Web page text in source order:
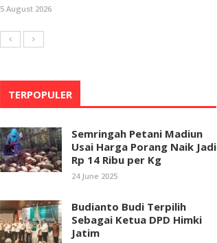
5 August 2026
TERPOPULER
Semringah Petani Madiun
Usai Harga Porang Naik Jadi
Rp 14 Ribu per Kg
24 June 2025
Budianto Budi Terpilih
Sebagai Ketua DPD Himki
Jatim